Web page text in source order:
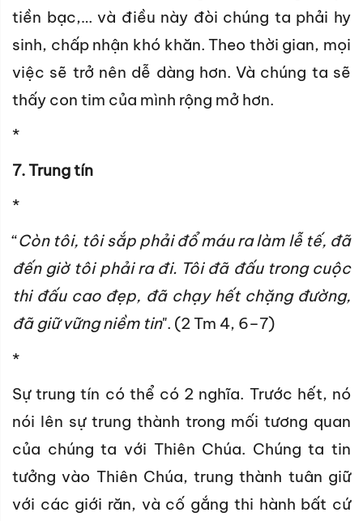
tiền bạc,… và điều này đòi chúng ta phải hy
sinh, chấp nhận khó khăn. Theo thời gian, mọi
việc sẽ trở nên dễ dàng hơn. Và chúng ta sẽ
thấy con tim của mình rộng mở hơn.
*
7. Trung tín
*
“Còn tôi, tôi sắp phải đổ máu ra làm lễ tế, đã
đến giờ tôi phải ra đi. Tôi đã đấu trong cuộc
thi đấu cao đẹp, đã chạy hết chặng đường,
đã giữ vững niềm tin". (2 Tm 4, 6–7)
*
Sự trung tín có thể có 2 nghĩa. Trước hết, nó
nói lên sự trung thành trong mối tương quan
của chúng ta với Thiên Chúa. Chúng ta tin
tưởng vào Thiên Chúa, trung thành tuân giữ
với các giới răn, và cố gắng thi hành bất cứ